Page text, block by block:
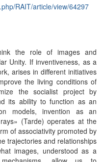
RAIT/article/view/64297
the role of images and
Unity. If inventiveness, as a
arises in different initiatives
the living conditions of
the socialist project by
its ability to function as an
models, invention as an
(Tarde) operates at the
of associativity promoted by
trajectories and relationships
images, understood as a